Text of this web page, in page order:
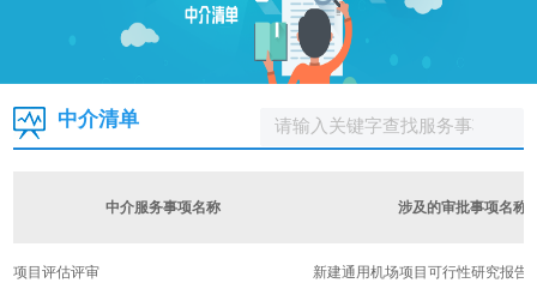
中介清单
中介服务事项名称 涉及的审批事项名称
项目评估评审 新建通用机场项目可行性研究报告